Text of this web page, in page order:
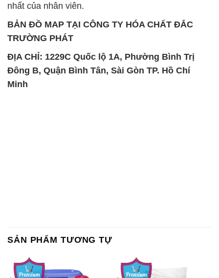
nhất của nhân viên.
BẢN ĐỒ MAP TẠI CÔNG TY HÓA CHẤT ĐẮC
TRƯỜNG PHÁT
ĐỊA CHỈ: 1229C Quốc lộ 1A, Phường Bình Trị
Đông B, Quận Bình Tân, Sài Gòn TP. Hồ Chí
Minh
SẢN PHẨM TƯƠNG TỰ